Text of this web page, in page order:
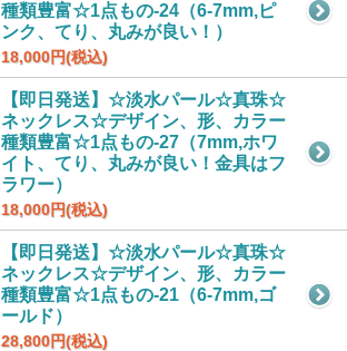
種類豊富☆1点もの-24（6-7mm,ピ
ンク、てり、丸みが良い！）
18,000円(税込)
【即日発送】☆淡水パール☆真珠☆
ネックレス☆デザイン、形、カラー
種類豊富☆1点もの-27（7mm,ホワ
イト、てり、丸みが良い！金具はフ
ラワー）
18,000円(税込)
【即日発送】☆淡水パール☆真珠☆
ネックレス☆デザイン、形、カラー
種類豊富☆1点もの-21（6-7mm,ゴ
ールド）
28,800円(税込)